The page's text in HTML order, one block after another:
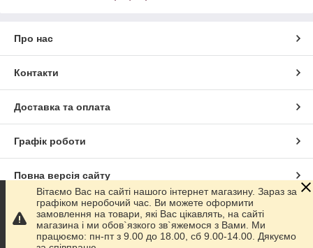
Про нас
Контакти
Доставка та оплата
Графік роботи
Повна версія сайту
Сайт створено на маркетплейсіProm.ua
Політика конфіденційності
Вітаємо Вас на сайті нашого інтернет магазину. Зараз за
графіком неробочий час. Ви можете оформити
замовлення на товари, які Вас цікавлять, на сайті
магазина і ми обов`язкого зв`яжемося з Вами. Ми
працюємо: пн-пт з 9.00 до 18.00, сб 9.00-14.00. Дякуємо